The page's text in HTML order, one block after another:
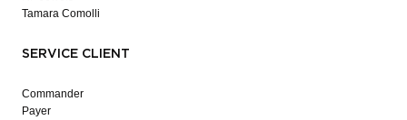
Tamara Comolli
SERVICE CLIENT
Commander
Payer